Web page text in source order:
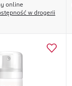
online
w drogerii